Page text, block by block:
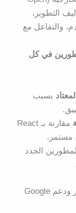
والتفاعل مع
في كل
بسبب
مقارنة بـ React
الجدد
هذه العيوب تتضاءل مع تطور الإطار ودعم Google